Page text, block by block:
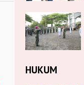
HUKUM